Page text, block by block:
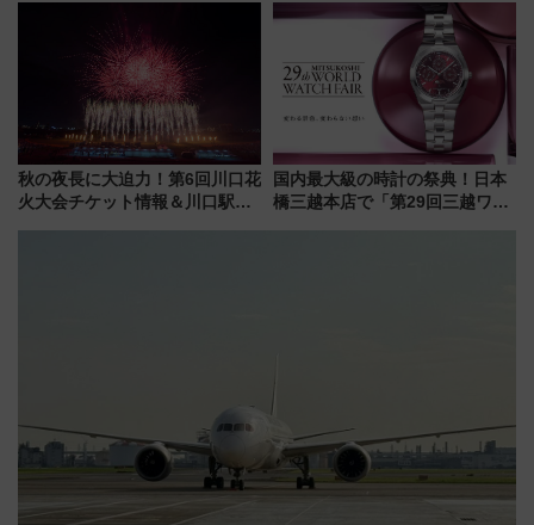
島とは異なる魅力を持つ今夏の
注目スポット
中旬発売
秋の夜長に大迫力！第6回川口花
火大会チケット情報＆川口駅か
国内最大級の時計の祭典！日本
橋三越本店で「第29回三越ワー